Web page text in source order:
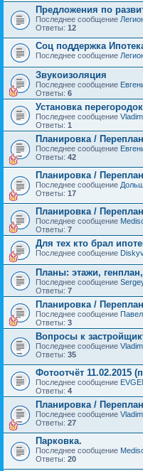
Предложения по
Последнее сообщение
Ответы: 12
Соц поддержка
Последнее сообщение
Звукоизоляция
Последнее сообщение
Ответы: 6
Установка
Последнее сообщение
Ответы: 1
Планировка /
Последнее сообщение
Ответы: 42
Планировка /
Последнее сообщение
Ответы: 17
Планировка /
Последнее сообщение
Ответы: 7
Для тех кто брал
Последнее сообщение
Планы: этажи,
Последнее сообщение
Ответы: 7
Планировка /
Последнее сообщение Павел
Ответы: 3
Вопросы к
Последнее сообщение
Ответы: 35
Фотоотчёт 11.02.2015
Последнее сообщение
Ответы: 4
Планировка /
Последнее сообщение
Ответы: 27
Парковка.
Последнее сообщение
Ответы: 20